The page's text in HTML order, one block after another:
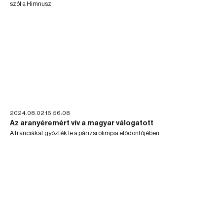
szól a Himnusz.
2024.08.02 16:56:08
Az aranyéremért vív a magyar válogatott
A franciákat győzték le a párizsi olimpia elődöntőjében.